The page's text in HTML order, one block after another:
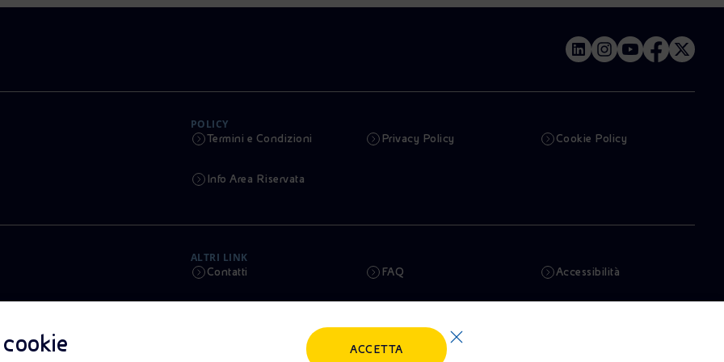
POLICY
Termini e Condizioni Privacy Policy Cookie Policy
Info Area Riservata
ALTRI LINK
Contatti FAQ Accessibilità
Truffe e Phishing
ACCETTA